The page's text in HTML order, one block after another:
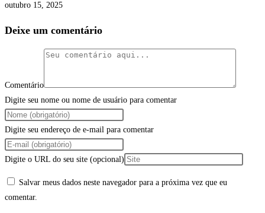
outubro 15, 2025
Deixe um comentário
Comentário
Digite seu nome ou nome de usuário para comentar
Digite seu endereço de e-mail para comentar
Digite o URL do seu site (opcional)
Salvar meus dados neste navegador para a próxima vez que eu
comentar.